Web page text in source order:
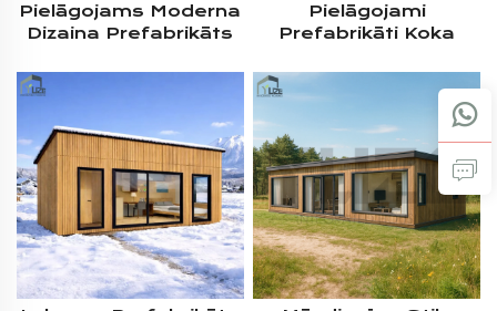
Pielāgojams Moderna
Dizaina Prefabrikāts
Konteiners 20FT
40FT Pārveidotas
Luksusa Konteineru
Mājas Dzīvošanai
Pielāgojami
Prefabrikāti Koka
Videi Draudzīgā
Tērauda Konteineru
Māja Mājoklis
Dzīvoklis